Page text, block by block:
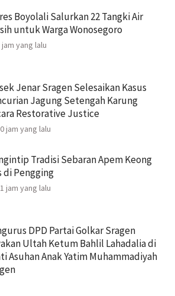
Boyolali Salurkan 22 Tangki Air
untuk Warga Wonosegoro
jam yang lalu
Jenar Sragen Selesaikan Kasus
Jagung Setengah Karung
Restorative Justice
jam yang lalu
Tradisi Sebaran Apem Keong
di Pengging
jam yang lalu
DPD Partai Golkar Sragen
Ultah Ketum Bahlil Lahadalia di
Asuhan Anak Yatim Muhammadiyah